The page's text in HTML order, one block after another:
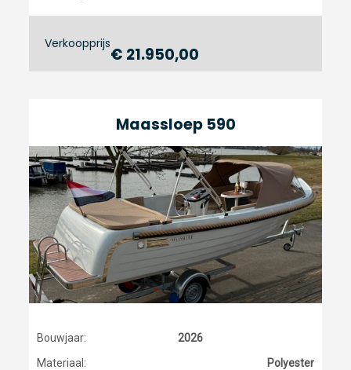
Verkoopprijs
€ 21.950,00
Maassloep 590
Bouwjaar:
2026
Materiaal:
Polyester